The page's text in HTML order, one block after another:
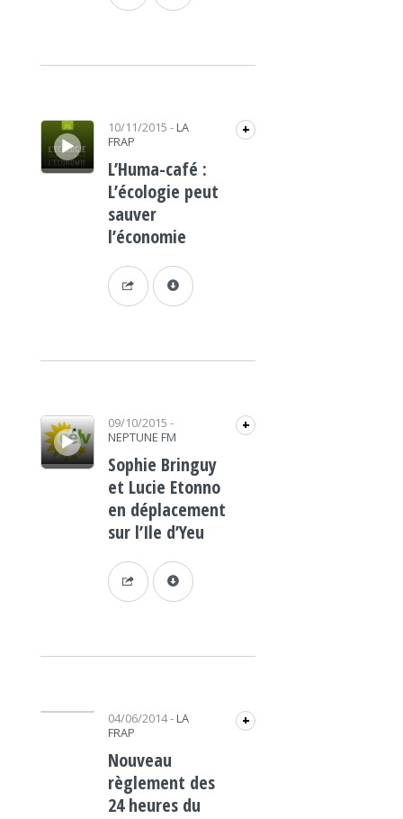
Lecteur audio 10/11/2015 - LA
FRAP
+
L’Huma-café :
L’écologie peut
sauver
l’économie
Lecteur audio 09/10/2015 -
NEPTUNE FM
+
Sophie Bringuy
et Lucie Etonno
en déplacement
sur l’Ile d’Yeu
Lecteur audio 04/06/2014- LA
FRAP
+
Nouveau
règlement des
24 heures du